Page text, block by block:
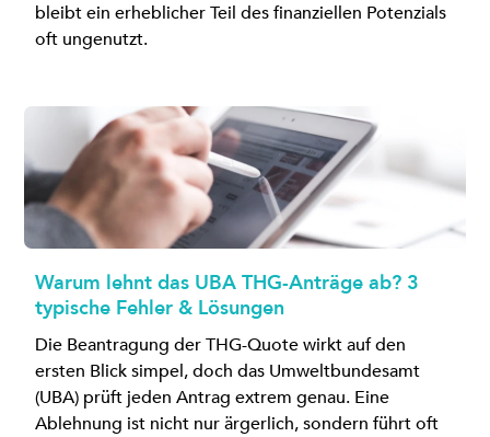
bleibt ein erheblicher Teil des finanziellen Potenzials
oft ungenutzt.
Warum lehnt das UBA THG-Anträge ab? 3
typische Fehler & Lösungen
Die Beantragung der THG-Quote wirkt auf den
ersten Blick simpel, doch das Umweltbundesamt
(UBA) prüft jeden Antrag extrem genau. Eine
Ablehnung ist nicht nur ärgerlich, sondern führt oft